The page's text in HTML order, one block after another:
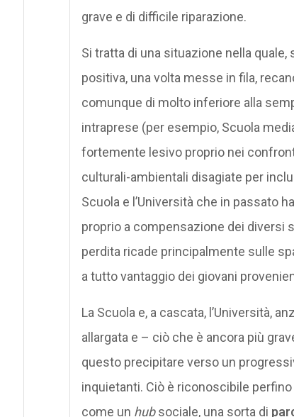
grave e di difficile riparazione.
Si tratta di una situazione nella
positiva, una volta messe in fila,
comunque di molto inferiore alla
intraprese (per esempio, Scuola
fortemente lesivo proprio nei
culturali-ambientali disagiate per
Scuola e l’Università che in passato
proprio a compensazione dei diversi
perdita ricade principalmente sulle
a tutto vantaggio dei giovani
La Scuola e, a cascata, l’Università,
allargata e – ciò che è ancora più
questo precipitare verso un
inquietanti. Ciò è riconoscibile
come un hubsociale, una sorta di